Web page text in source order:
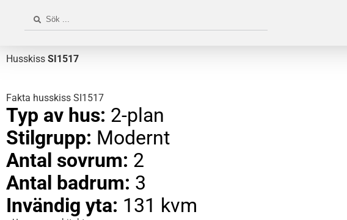
Husskiss SI1517
Fakta husskiss SI1517
Typ av hus: 2-plan
Stilgrupp: Modernt
Antal sovrum: 2
Antal badrum: 3
Invändig yta: 131 kvm